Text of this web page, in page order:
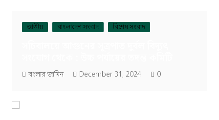
জাতীয় বাংলাদেশ সংবাদ বিশেষ সংবাদ
বংলার জামিন December 31, 2024 0